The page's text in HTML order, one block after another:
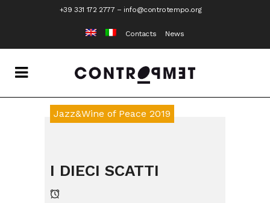
+39 331 172 2777 – info@controtempo.org
Contacts News
Jazz&Wine of Peace 2019
I DIECI SCATTI